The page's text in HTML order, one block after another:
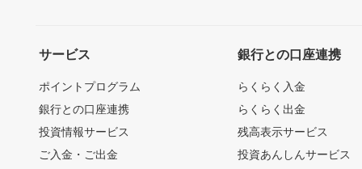
サービス
ポイントプログラム
銀行との口座連携
投資情報サービス
ご入金・ご出金
銀行との口座連携
らくらく入金
らくらく出金
残高表示サービス
投資あんしんサービス